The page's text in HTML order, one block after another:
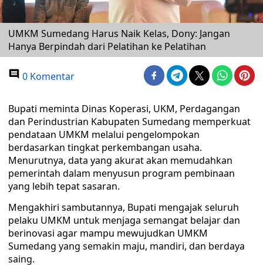
UMKM Sumedang Harus Naik Kelas, Dony: Jangan
Hanya Berpindah dari Pelatihan ke Pelatihan
0 Komentar
Bupati meminta Dinas Koperasi, UKM, Perdagangan
dan Perindustrian Kabupaten Sumedang memperkuat
pendataan UMKM melalui pengelompokan
berdasarkan tingkat perkembangan usaha.
Menurutnya, data yang akurat akan memudahkan
pemerintah dalam menyusun program pembinaan
yang lebih tepat sasaran.
Mengakhiri sambutannya, Bupati mengajak seluruh
pelaku UMKM untuk menjaga semangat belajar dan
berinovasi agar mampu mewujudkan UMKM
Sumedang yang semakin maju, mandiri, dan berdaya
saing.